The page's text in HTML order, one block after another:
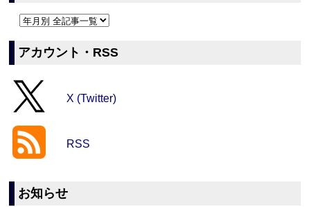
アカウント・RSS
X (Twitter)
RSS
お知らせ